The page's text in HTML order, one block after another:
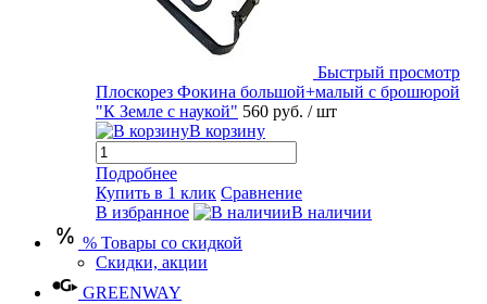
Быстрый просмотр
Плоскорез Фокина большой+малый с брошюрой
"К Земле с наукой" 560 руб. / шт
В корзину
Подробнее
Купить в 1 клик Сравнение
В избранное
В наличии
% Товары со скидкой
Скидки, акции
GREENWAY